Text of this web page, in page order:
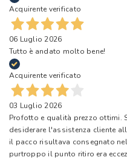
Acquirente verificato
06 Luglio 2026
Tutto è andato molto bene!
Acquirente verificato
03 Luglio 2026
Profotto e qualità prezzo ottimi.
desiderare l'assistenza cliente
il pacco risultava consegnato
purtroppo il punto ritiro era